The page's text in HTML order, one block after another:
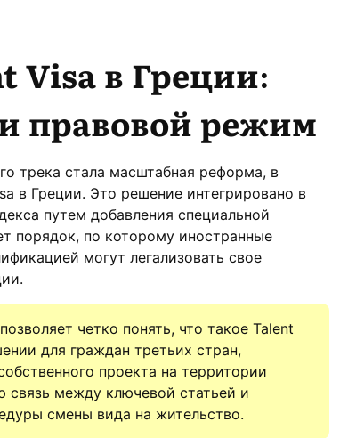
Visa в Греции:
правовой режим
трека стала масштабная реформа, в
в Греции. Это решение интегрировано в
путем добавления специальной
порядок, по которому иностранные
могут легализовать свое
четко понять, что такое Talent
для граждан третьих стран,
проекта на территории
связь между ключевой статьей и
смены вида на жительство.